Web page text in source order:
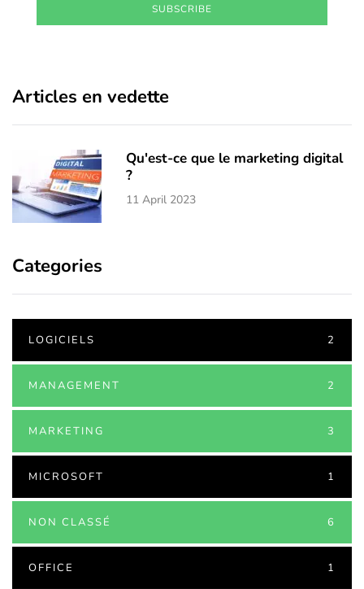
SUBSCRIBE
Articles en vedette
Qu'est-ce que le marketing digital
?
11 April 2023
Categories
LOGICIELS 2
MANAGEMENT 2
MARKETING 3
MICROSOFT 1
NON CLASSÉ 6
OFFICE 1